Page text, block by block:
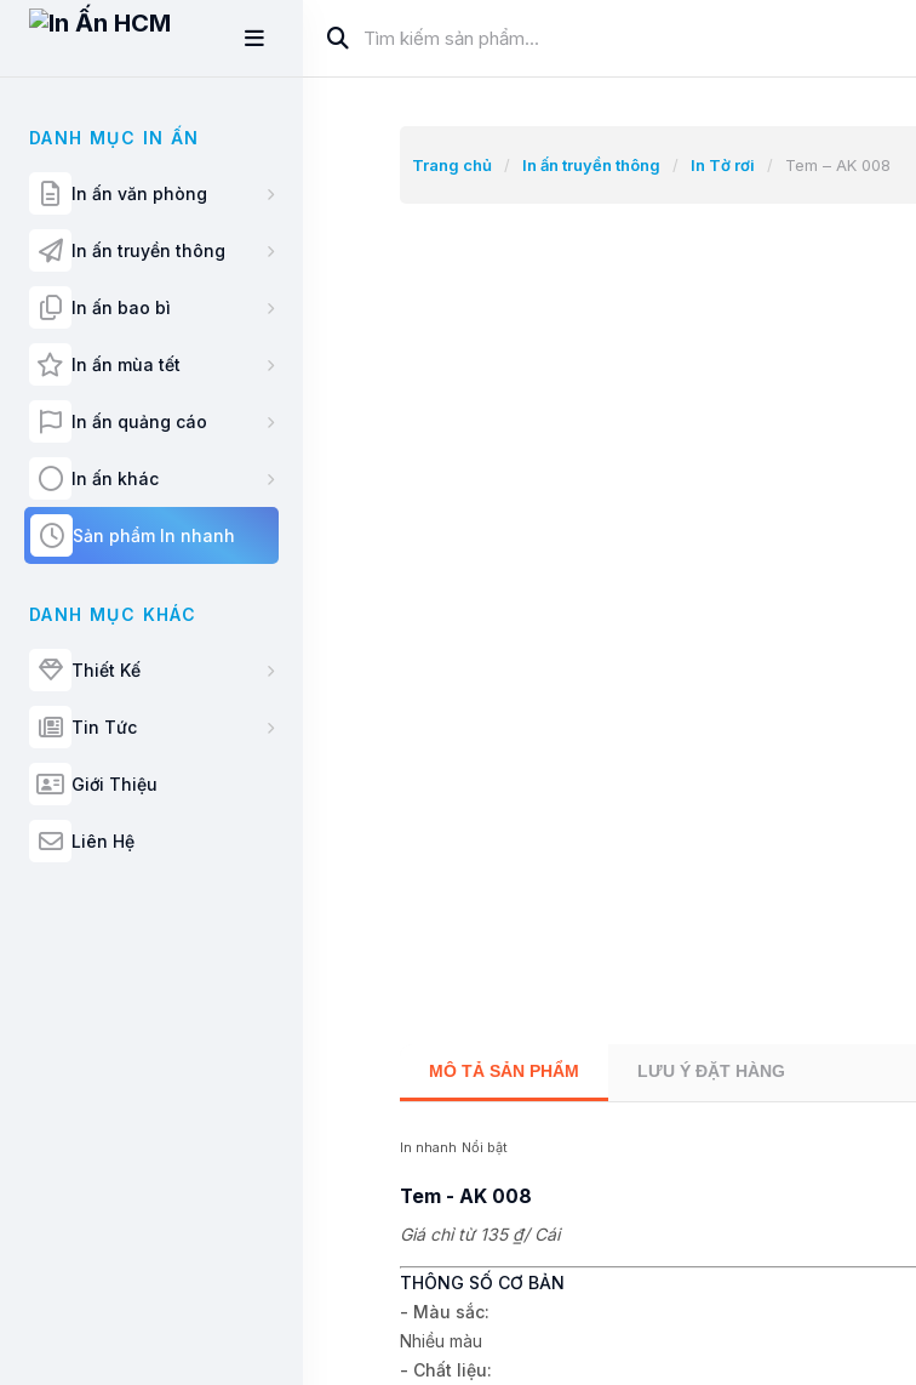
DANH MỤC IN ẤN
In ấn văn phòng
In ấn truyền thông
In ấn bao bì
In ấn mùa tết
In ấn quảng cáo
In ấn khác
Sản phẩm In nhanh
DANH MỤC KHÁC
Thiết Kế
Tin Tức
Giới Thiệu
Liên Hệ
Trang chủ / In ấn truyền thông / In Tờ rơi / Tem – AK 008
MÔ TẢ SẢN PHẨM LƯU Ý ĐẶT HÀNG
In nhanh Nổi bật
Tem - AK 008
Giá chỉ từ 135 ₫/ Cái
THÔNG SỐ CƠ BẢN
- Màu sắc:
Nhiều màu
- Chất liệu: